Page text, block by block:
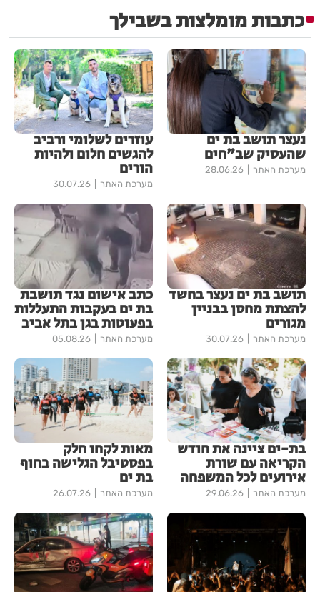
כתבות מומלצות בשבילך
נעצר תושב בת ים
שהעסיק שב"חים
מערכת האתר 28.06.26
עוזרים לשלומי ורביב
להגשים חלום ולהיות
הורים
מערכת האתר 30.07.26
תושב בת ים נעצר בחשד
להצתת מחסן בבניין
מגורים
מערכת האתר 30.07.26
כתב אישום נגד תושבת
בת ים בעקבות התעללות
בפעוטות בגן בתל אביב
מערכת האתר 05.08.26
בת-ים ציינה את חודש
הקריאה עם שורת
אירועים לכל המשפחה
מערכת האתר 29.06.26
מאות לקחו חלק
בפסטיבל הגלישה בחוף
בת ים
מערכת האתר 26.07.26